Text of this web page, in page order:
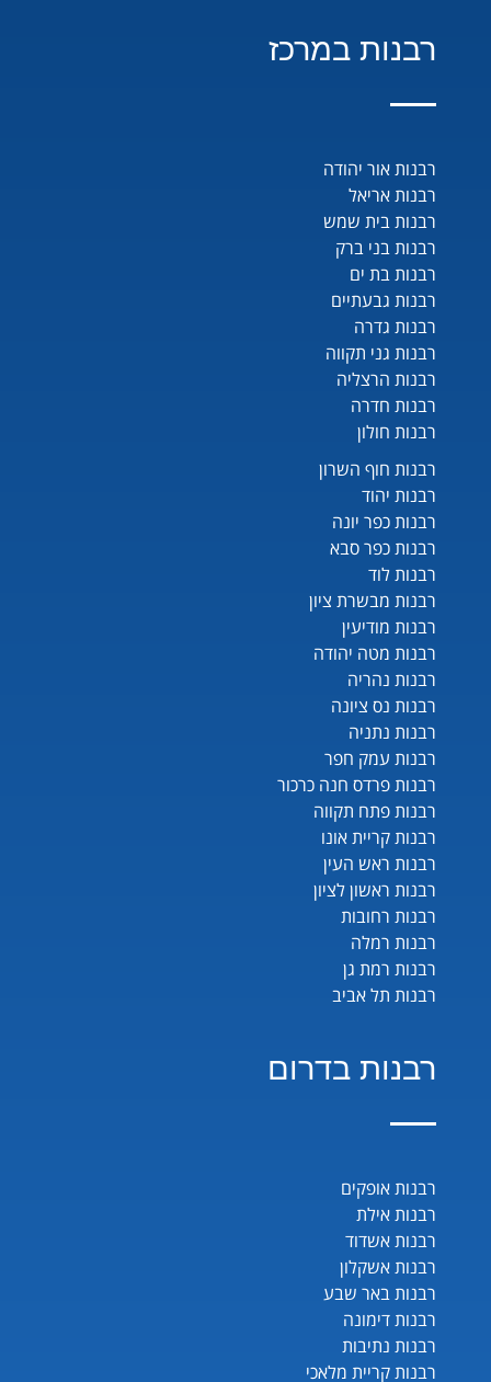
רבנות במרכז
רבנות אור יהודה
רבנות אריאל
רבנות בית שמש
רבנות בני ברק
רבנות בת ים
רבנות גבעתיים
רבנות גדרה
רבנות גני תקווה
רבנות הרצליה
רבנות חדרה
רבנות חולון
רבנות חוף השרון
רבנות יהוד
רבנות כפר יונה
רבנות כפר סבא
רבנות לוד
רבנות מבשרת ציון
רבנות מודיעין
רבנות מטה יהודה
רבנות נהריה
רבנות נס ציונה
רבנות נתניה
רבנות עמק חפר
רבנות פרדס חנה כרכור
רבנות פתח תקווה
רבנות קריית אונו
רבנות ראש העין
רבנות ראשון לציון
רבנות רחובות
רבנות רמלה
רבנות רמת גן
רבנות תל אביב
רבנות בדרום
רבנות אופקים
רבנות אילת
רבנות אשדוד
רבנות אשקלון
רבנות באר שבע
רבנות דימונה
רבנות נתיבות
רבנות קריית מלאכי